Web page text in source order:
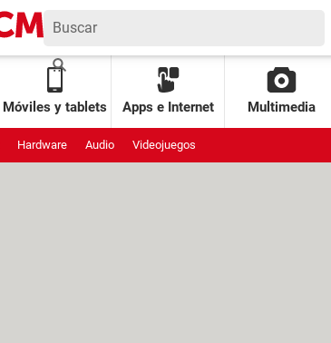
Móviles y tablets Apps e Internet Multimedia
Hardware Audio Videojuegos